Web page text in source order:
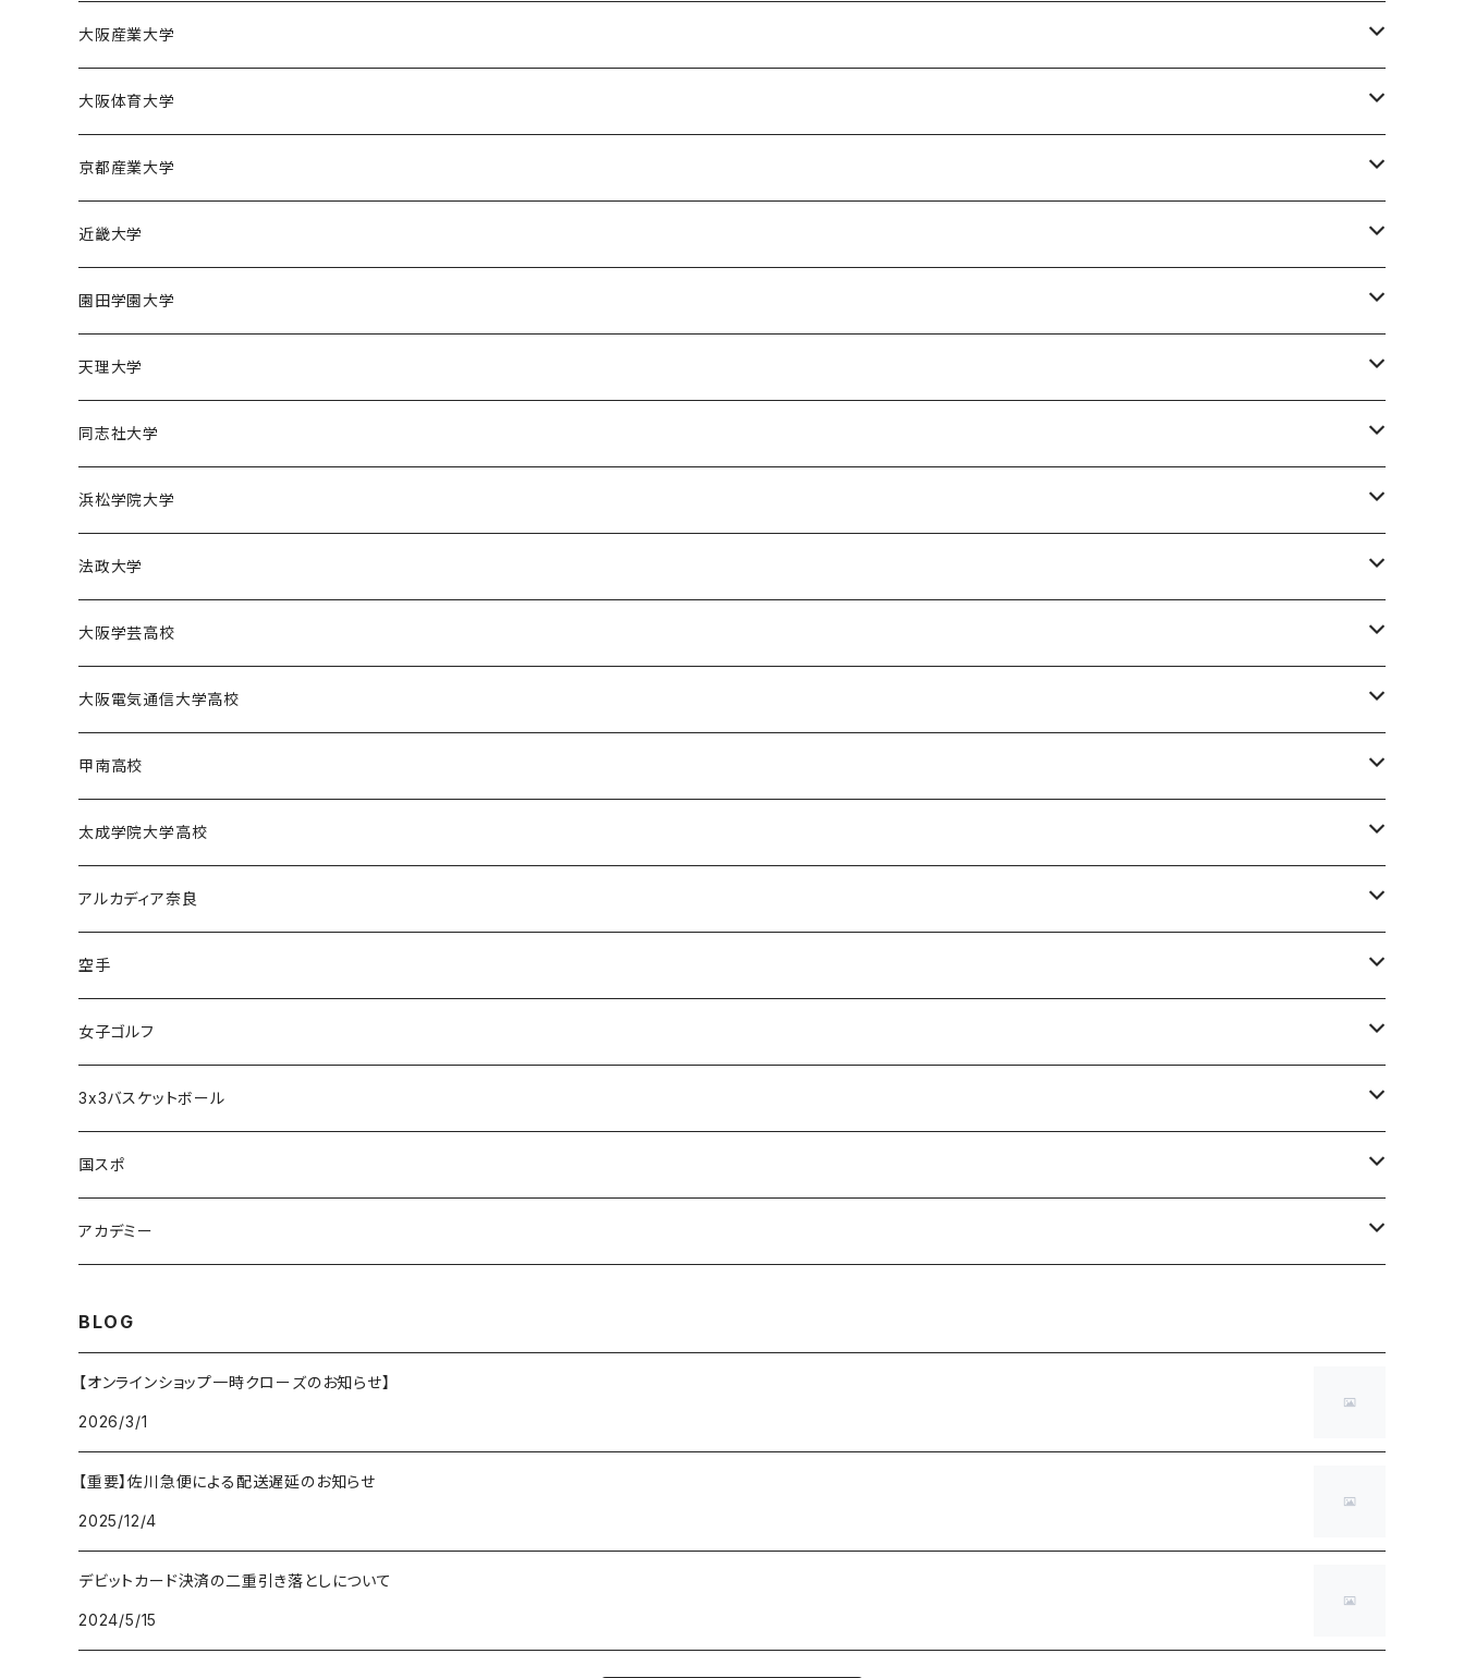
大阪産業大学
大阪産業大学バスケットボール部
大阪体育大学
大阪体育大学女子バスケットボール部
京都産業大学
京都産業大学男子バスケットボール部
近畿大学
近畿大学体育会バスケットボール部
園田学園大学
園田学園大学ソフトボール部
園田学園大学陸上競技部
園田学園大学バスケットボール部
天理大学
天理大学男子バスケットボール部
天理大学女子バスケットボール部
天理大学男子バレーボール部
天理大学女子ハンドボール部
同志社大学
同志社大学体育会バスケットボール部
同志社大学体育会サッカー部
浜松学院大学
浜松学院大学男子バスケットボール部
法政大学
法政大学バスケットボール部
大阪学芸高校
大阪学芸高校バスケットボール部
大阪電気通信大学高校
電通高硬式野球部
電通高男子バスケットボール部
甲南高校
甲南高校男子バスケットボール部
甲南高校野球部
太成学院大学高校
太成学院高校男子バスケットボール部
アルカディア奈良
アルカディア奈良 - 公式グッズ -
アルカディア奈良 - ファンクラブ入会 -
空手
橋本大夢
女子ゴルフ
久世 夏乃香
3x3バスケットボール
奈良グレートブッターズ
国スポ
奈良県成年男子バスケットボール
アカデミー
BLOG
【オンラインショップ一時クローズのお知らせ】
2026/3/1
【重要】佐川急便による配送遅延のお知らせ
2025/12/4
デビットカード決済の二重引き落としについて
2024/5/15